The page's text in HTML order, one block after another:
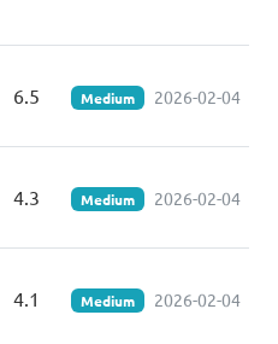
6.5 Medium 2026-02-04
4.3 Medium 2026-02-04
4.1 Medium 2026-02-04